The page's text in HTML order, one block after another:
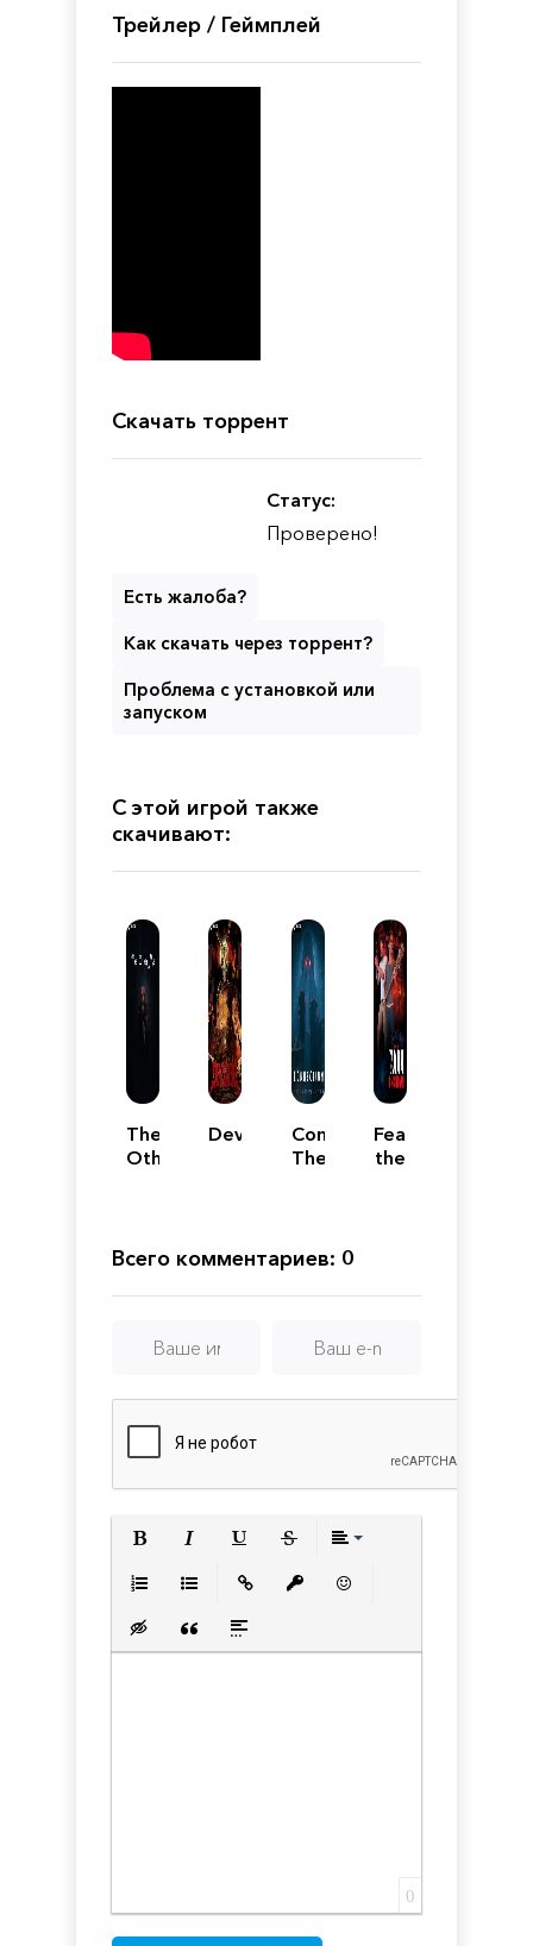
Трейлер / Геймплей
Скачать торрент
Статус:
Проверено!
Есть жалоба?
Как скачать через торрент?
Проблема с установкой или
запуском
С этой игрой также
скачивают:
The
Other
DevilatedConnection:
The
Fear
the
Всего комментариев: 0
Вставка скрытого текста
Вставка цитаты
Вставка спойлера
0